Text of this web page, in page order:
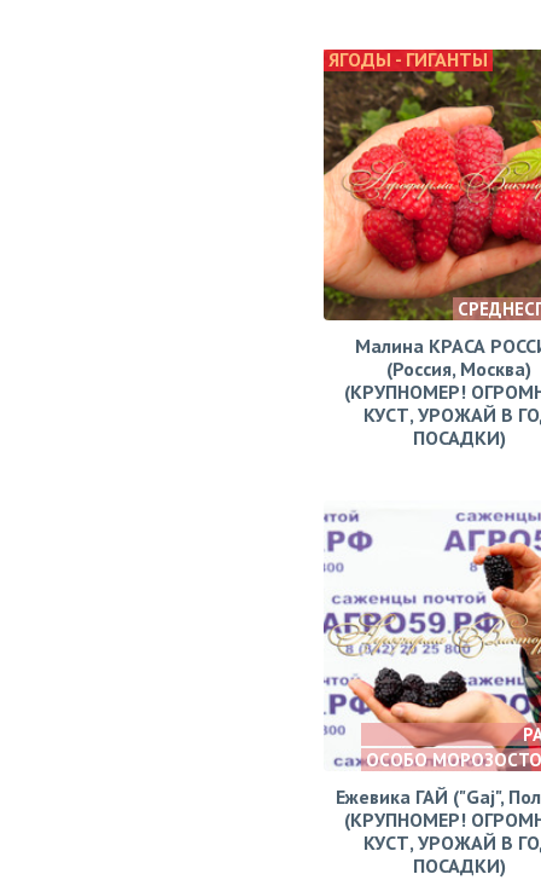
ЯГОДЫ - ГИГАНТЫ
Малина КРАСА
(Россия, Москва)
(КРУПНОМЕР!
КУСТ, УРОЖАЙ В
ПОСАДКИ)
ОСОБО
Ежевика ГАЙ ("Gaj",
(КРУПНОМЕР!
КУСТ, УРОЖАЙ В
ПОСАДКИ)